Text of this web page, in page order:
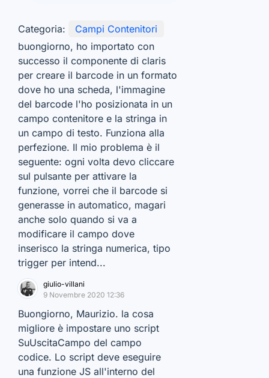
Categoria:
Campi Contenitori
buongiorno, ho importato con
successo il componente di claris
per creare il barcode in un formato
dove ho una scheda, l'immagine
del barcode l'ho posizionata in un
campo contenitore e la stringa in
un campo di testo. Funziona alla
perfezione. Il mio problema è il
seguente: ogni volta devo cliccare
sul pulsante per attivare la
funzione, vorrei che il barcode si
generasse in automatico, magari
anche solo quando si va a
modificare il campo dove
inserisco la stringa numerica, tipo
trigger per intend...
giulio-villani
9 Novembre 2020 12:36
Buongiorno, Maurizio. la cosa
migliore è impostare uno script
SuUscitaCampo del campo
codice. Lo script deve eseguire
una funzione JS all'interno del